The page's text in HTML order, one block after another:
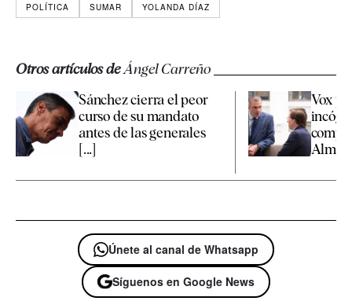
POLÍTICA SUMAR YOLANDA DÍAZ
Otros artículos deÁngel Carreño
Sánchez cierra el peor
curso de su mandato
antes de las generales
[...]
Vox
Únete al canal de Whatsapp
Síguenos en Google News